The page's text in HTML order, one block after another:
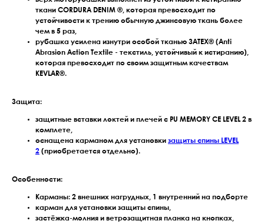
ткани CORDURA DENIM ®, которая превосходит по
устойчивости к трению обычную джинсовую ткань более
чем в 5 раз,
рубашка усилена изнутри особой тканью 3ATEX® (Anti
Abrasion Action Textile - текстиль, устойчивый к истиранию),
которая превосходит по своим защитным качествам
KEVLAR®.
Защита:
защитные вставки локтей и плечей с PU MEMORY CE LEVEL 2 в
комплете,
оснащена карманом для установки защиты спины LEVEL
2 (приобретается отдельно).
Особенности:
Карманы: 2 внешних нагрудных, 1 внутренний на подборте
карман для установки защиты спины,
застёжка-молния и ветрозащитная планка на кнопках,